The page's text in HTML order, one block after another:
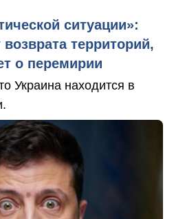
ситуации»:
территорий,
о перемирии
Украина находится в